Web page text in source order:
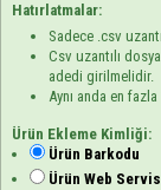
Hatırlatmalar:
Sadece .csv
Csv uzantılı
adedi girilmelidir.
Aynı anda en
Ürün Ekleme Kimliği:
Ürün Barkodu
Ürün Web